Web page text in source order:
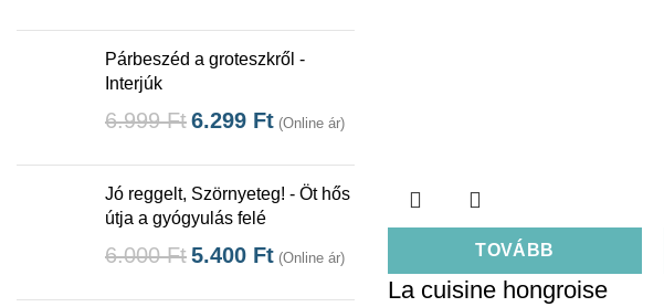
Párbeszéd a groteszkről -
Interjúk
6.999Ft6.299 Ft (Online ár)
Jó reggelt, Szörnyeteg! - Öt hős
útja a gyógyulás felé
6.000Ft5.400 Ft (Online ár) TOVÁBB
La cuisine hongroise